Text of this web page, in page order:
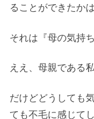
ることができたか
それは『母の気持
ええ、母親である
だけどどうしても
ても不毛に感じてし